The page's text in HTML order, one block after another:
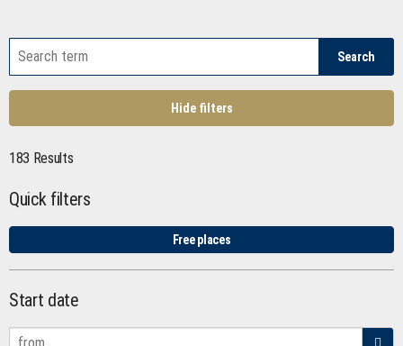
Search
Hide filters
183 Results
Quick filters
Free places
Start date